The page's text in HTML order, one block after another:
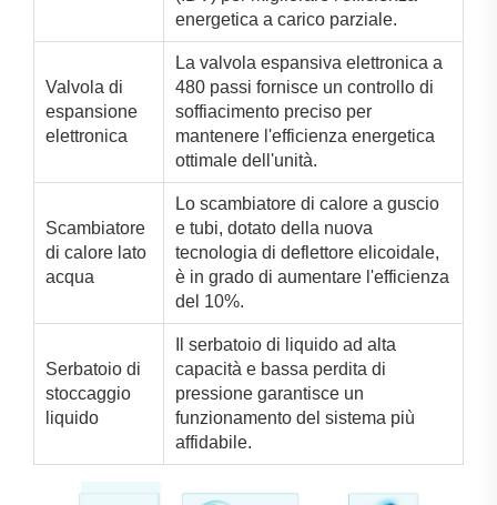
energetica a carico parziale.
Valvola di
espansione
elettronica
La valvola espansiva elettronica a
480 passi fornisce un controllo di
soffiacimento preciso per
mantenere l'efficienza energetica
ottimale dell'unità.
Scambiatore
di calore lato
acqua
Lo scambiatore di calore a guscio
e tubi, dotato della nuova
tecnologia di deflettore elicoidale,
è in grado di aumentare l'efficienza
del 10%.
Serbatoio di
stoccaggio
liquido
Il serbatoio di liquido ad alta
capacità e bassa perdita di
pressione garantisce un
funzionamento del sistema più
affidabile.